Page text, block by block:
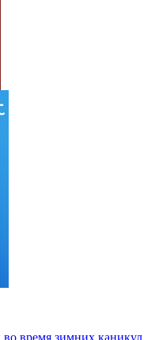
во время зимних каникул